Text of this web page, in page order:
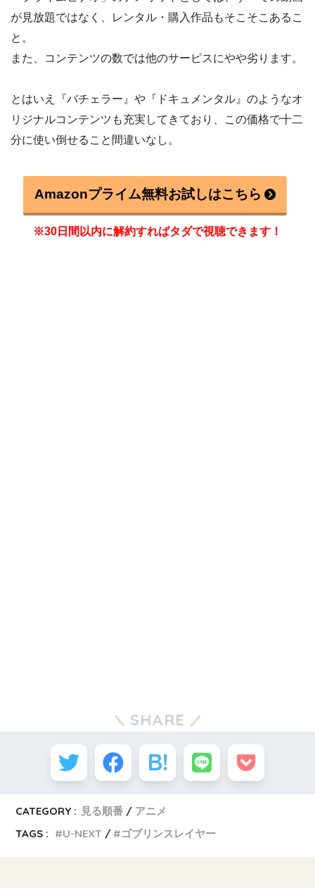
が見放題ではなく、レンタル・購入作品もそこそこあるこ
と。
また、コンテンツの数では他のサーピスにやや劣ります。
とはいえ『バチェラー』や『ドキュメンタル』のようなオ
リジナルコンテンツも充実してきており、この価格で十二
分に使い倒せること間違いなし。
Amazonプライム無料お試しはこちら
※30日間以内に解約すればタダで視聴できます！
SHARE
CATEGORY : 見る順番
アニメ
TAGS :
U-NEXT ゴブリンスレイヤー